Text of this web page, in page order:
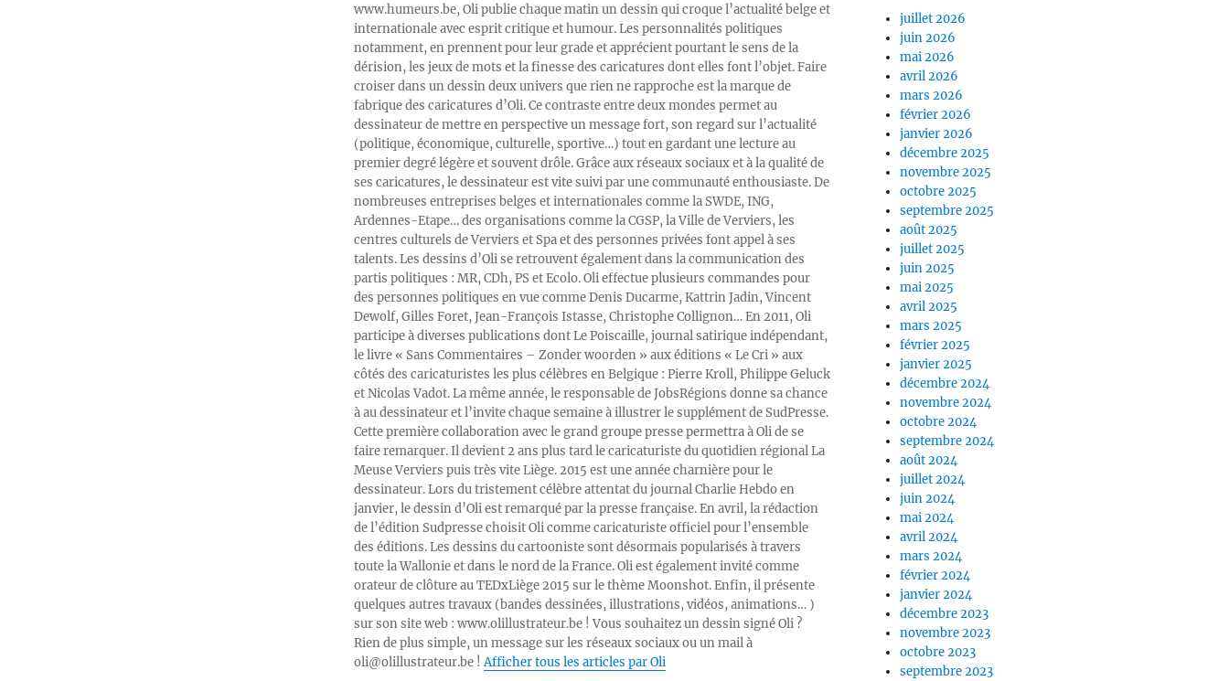
www.humeurs.be, Oli publie chaque matin un dessin qui croque l’actualité belge et
internationale avec esprit critique et humour. Les personnalités politiques
notamment, en prennent pour leur grade et apprécient pourtant le sens de la
dérision, les jeux de mots et la finesse des caricatures dont elles font l’objet. Faire
croiser dans un dessin deux univers que rien ne rapproche est la marque de
fabrique des caricatures d’Oli. Ce contraste entre deux mondes permet au
dessinateur de mettre en perspective un message fort, son regard sur l’actualité
(politique, économique, culturelle, sportive…) tout en gardant une lecture au
premier degré légère et souvent drôle. Grâce aux réseaux sociaux et à la qualité de
ses caricatures, le dessinateur est vite suivi par une communauté enthousiaste. De
nombreuses entreprises belges et internationales comme la SWDE, ING,
Ardennes-Etape… des organisations comme la CGSP, la Ville de Verviers, les
centres culturels de Verviers et Spa et des personnes privées font appel à ses
talents. Les dessins d’Oli se retrouvent également dans la communication des
partis politiques : MR, CDh, PS et Ecolo. Oli effectue plusieurs commandes pour
des personnes politiques en vue comme Denis Ducarme, Kattrin Jadin, Vincent
Dewolf, Gilles Foret, Jean-François Istasse, Christophe Collignon… En 2011, Oli
participe à diverses publications dont Le Poiscaille, journal satirique indépendant,
le livre « Sans Commentaires – Zonder woorden » aux éditions « Le Cri » aux
côtés des caricaturistes les plus célèbres en Belgique : Pierre Kroll, Philippe Geluck
et Nicolas Vadot. La même année, le responsable de JobsRégions donne sa chance
à au dessinateur et l’invite chaque semaine à illustrer le supplément de SudPresse.
Cette première collaboration avec le grand groupe presse permettra à Oli de se
faire remarquer. Il devient 2 ans plus tard le caricaturiste du quotidien régional La
Meuse Verviers puis très vite Liège. 2015 est une année charnière pour le
dessinateur. Lors du tristement célèbre attentat du journal Charlie Hebdo en
janvier, le dessin d’Oli est remarqué par la presse française. En avril, la rédaction
de l’édition Sudpresse choisit Oli comme caricaturiste officiel pour l’ensemble
des éditions. Les dessins du cartooniste sont désormais popularisés à travers
toute la Wallonie et dans le nord de la France. Oli est également invité comme
orateur de clôture au TEDxLiège 2015 sur le thème Moonshot. Enfin, il présente
quelques autres travaux (bandes dessinées, illustrations, vidéos, animations… )
sur son site web : www.olillustrateur.be ! Vous souhaitez un dessin signé Oli ?
Rien de plus simple, un message sur les réseaux sociaux ou un mail à
oli@olillustrateur.be !Afficher tous les articles par Oli
juillet 2026
juin 2026
mai 2026
avril 2026
mars 2026
février 2026
janvier 2026
décembre 2025
novembre 2025
octobre 2025
septembre 2025
août 2025
juillet 2025
juin 2025
mai 2025
avril 2025
mars 2025
février 2025
janvier 2025
décembre 2024
novembre 2024
octobre 2024
septembre 2024
août 2024
juillet 2024
juin 2024
mai 2024
avril 2024
mars 2024
février 2024
janvier 2024
décembre 2023
novembre 2023
octobre 2023
septembre 2023